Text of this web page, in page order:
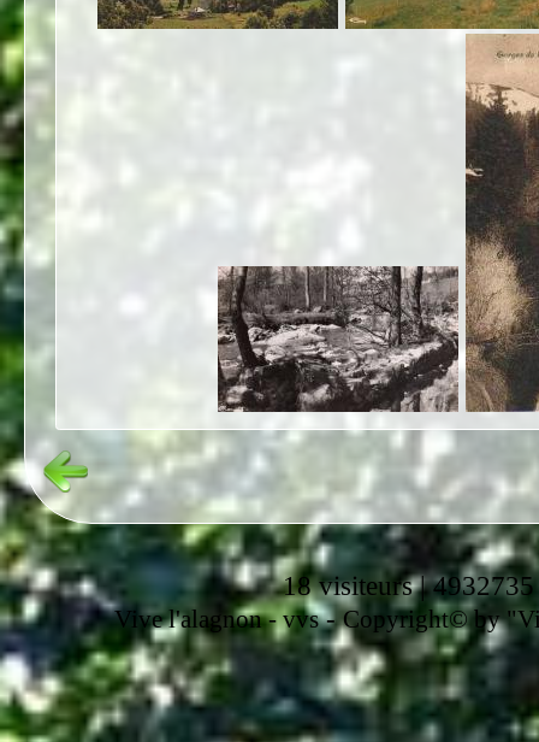
18 visiteurs | 4932735
Vive l'alagnon -vvs-Copyright© by